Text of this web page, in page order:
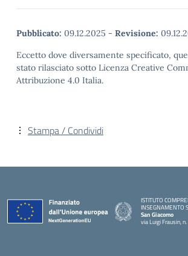
Pubblicato: 09.12.2025 - Revisione:
Eccetto dove diversamente specificato,
stato rilasciato sotto Licenza Creative
Attribuzione 4.0 Italia.
Stampa / Condividi
ISTITUTO
INSEGNAMENTO
San Giacomo
via Luigi Frausin,
— Visita la pagina